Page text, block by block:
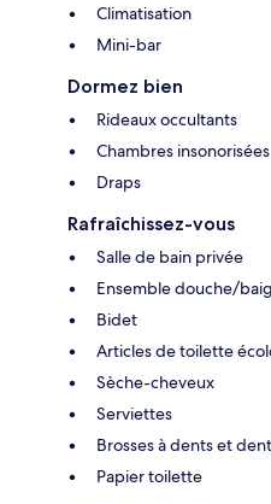
Climatisation
Mini-bar
Dormez bien
Rideaux occultants
Chambres insonorisées
Draps
Rafraîchissez-vous
Salle de bain privée
Ensemble douche/
Bidet
Articles de toilette
Sèche-cheveux
Serviettes
Brosses à dents et
Papier toilette